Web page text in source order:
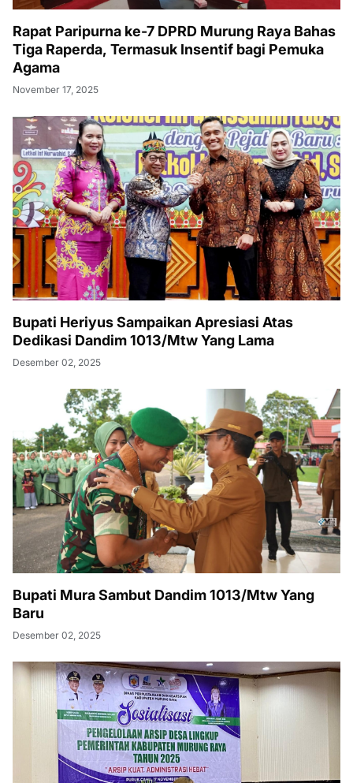
Rapat Paripurna ke-7 DPRD Murung Raya Bahas
Tiga Raperda, Termasuk Insentif bagi Pemuka
Agama
November 17, 2025
Bupati Heriyus Sampaikan Apresiasi Atas
Dedikasi Dandim 1013/Mtw Yang Lama
Desember 02, 2025
Bupati Mura Sambut Dandim 1013/Mtw Yang
Baru
Desember 02, 2025